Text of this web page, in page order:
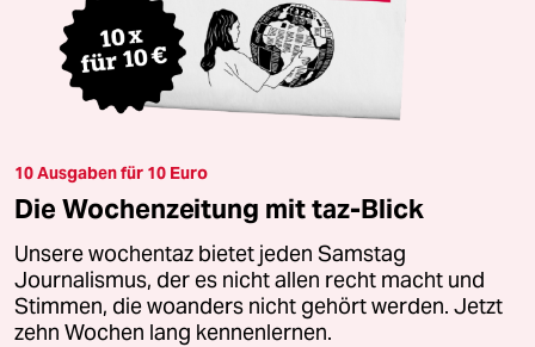
10 Ausgaben für 10 Euro
Die Wochenzeitung mit taz-Blick
Unsere wochentaz bietet jeden Samstag
Journalismus, der es nicht allen recht macht und
Stimmen, die woanders nicht gehört werden. Jetzt
zehn Wochen lang kennenlernen.